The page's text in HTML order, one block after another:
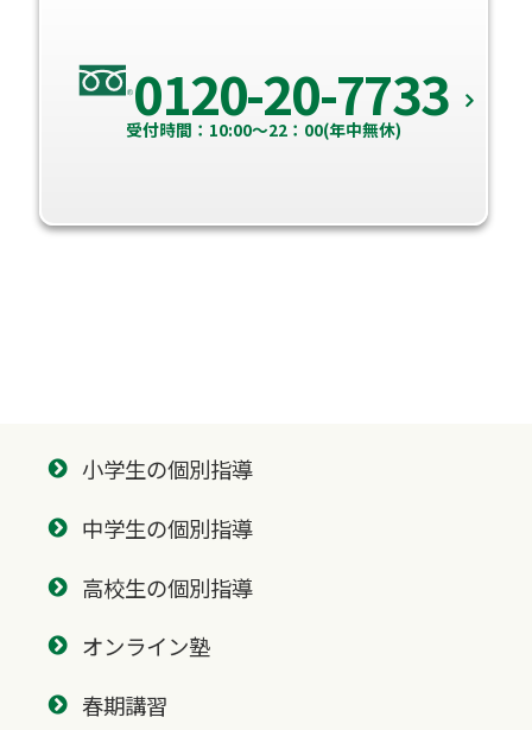
0120-20-7733
受付時間：10:00～22：00(年中無休)
小学生の個別指導
中学生の個別指導
高校生の個別指導
オンライン塾
春期講習